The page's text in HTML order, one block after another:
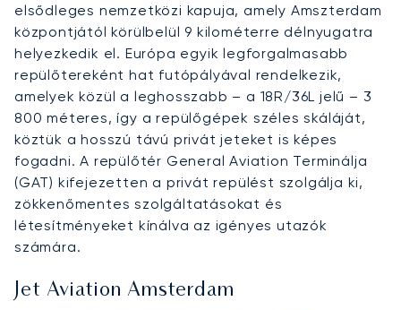
elsődleges nemzetközi kapuja, amely Amszterdam
központjától körülbelül 9 kilométerre délnyugatra
helyezkedik el. Európa egyik legforgalmasabb
repülőtereként hat futópályával rendelkezik,
amelyek közül a leghosszabb – a 18R/36L jelű – 3
800 méteres, így a repülőgépek széles skáláját,
köztük a hosszú távú privát jeteket is képes
fogadni. A repülőtér General Aviation Terminálja
(GAT) kifejezetten a privát repülést szolgálja ki,
zökkenőmentes szolgáltatásokat és
létesítményeket kínálva az igényes utazók
számára.
Jet Aviation Amsterdam